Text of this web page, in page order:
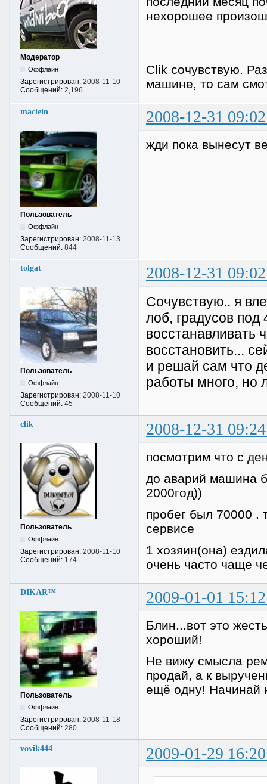
Модератор
Оффлайн
Зарегистрирован: 2008-11-10
Сообщений: 2,196
нехорошее
Clik сочувствую.
машине, то сам
maclein 2008-12-31
Пользователь
Оффлайн
Зарегистрирован: 2008-11-13
Сообщений: 844
жди пока вынесут
tolgat 2008-12-31
Пользователь
Оффлайн
Зарегистрирован: 2008-11-10
Сообщений: 45
Сочувствую.. я
лоб, градусов под
восстанавливать
восстановить...
и решай сам что
работы много, но
clik 2008-12-31
Пользователь
Оффлайн
Зарегистрирован: 2008-11-10
Сообщений: 174
посмотрим что с
до аварий машина
2000год))
пробег был 70000 .
сервисе
1 хозяин(она)
очень часто чаще
DIKAR™ 2009-01-01
Пользователь
Оффлайн
Зарегистрирован: 2008-11-18
Сообщений: 280
Блин...вот это
хороший!
Не вижу смысла
продай, а к
ещё одну! Начинай
vovik444 2009-01-29